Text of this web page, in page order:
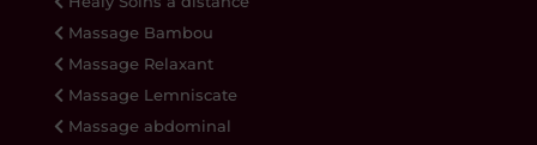
Massage Bambou
Massage Relaxant
Massage Lemniscate
Massage abdominal